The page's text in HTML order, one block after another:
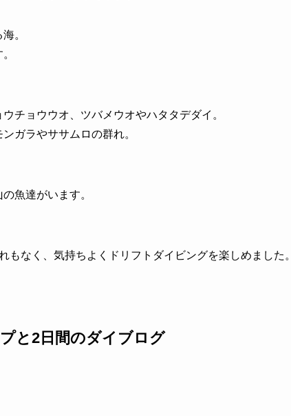
。
チョウウオ、ツバメウオやハタタデダイ。
ガラやササムロの群れ。
魚達がいます。
もなく、気持ちよくドリフトダイビングを楽しめました。
と2日間のダイブログ